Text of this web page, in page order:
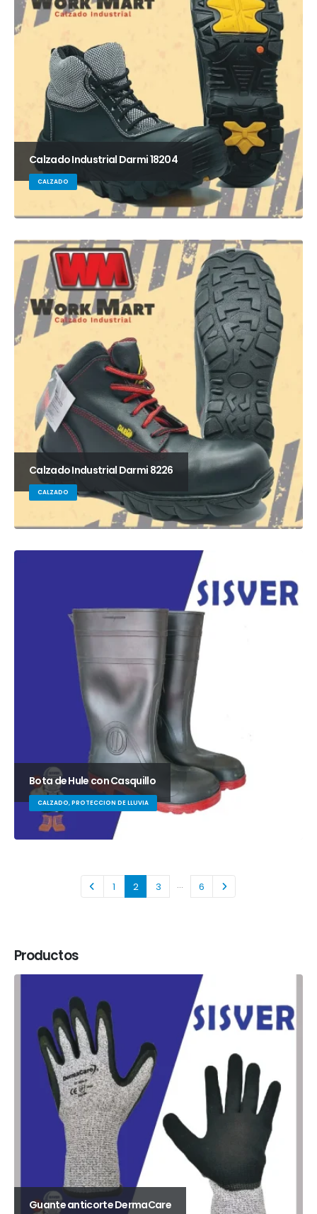
Calzado Industrial Darmi 18204
CALZADO
Calzado Industrial Darmi 8226
CALZADO
Bota de Hule con Casquillo
CALZADO, PROTECCION DE LLUVIA
1 2 3 … 6
Productos
Guante anticorte DermaCare